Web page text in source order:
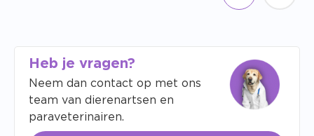
Heb je vragen?
Neem dan contact op met ons
team van dierenartsen en
paraveterinairen.